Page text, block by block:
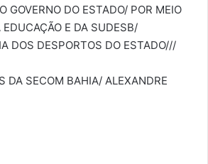
GOVERNO DO ESTADO/ POR MEIO
EDUCAÇÃO E DA SUDESB/
DOS DESPORTOS DO ESTADO///
DA SECOM BAHIA/ ALEXANDRE